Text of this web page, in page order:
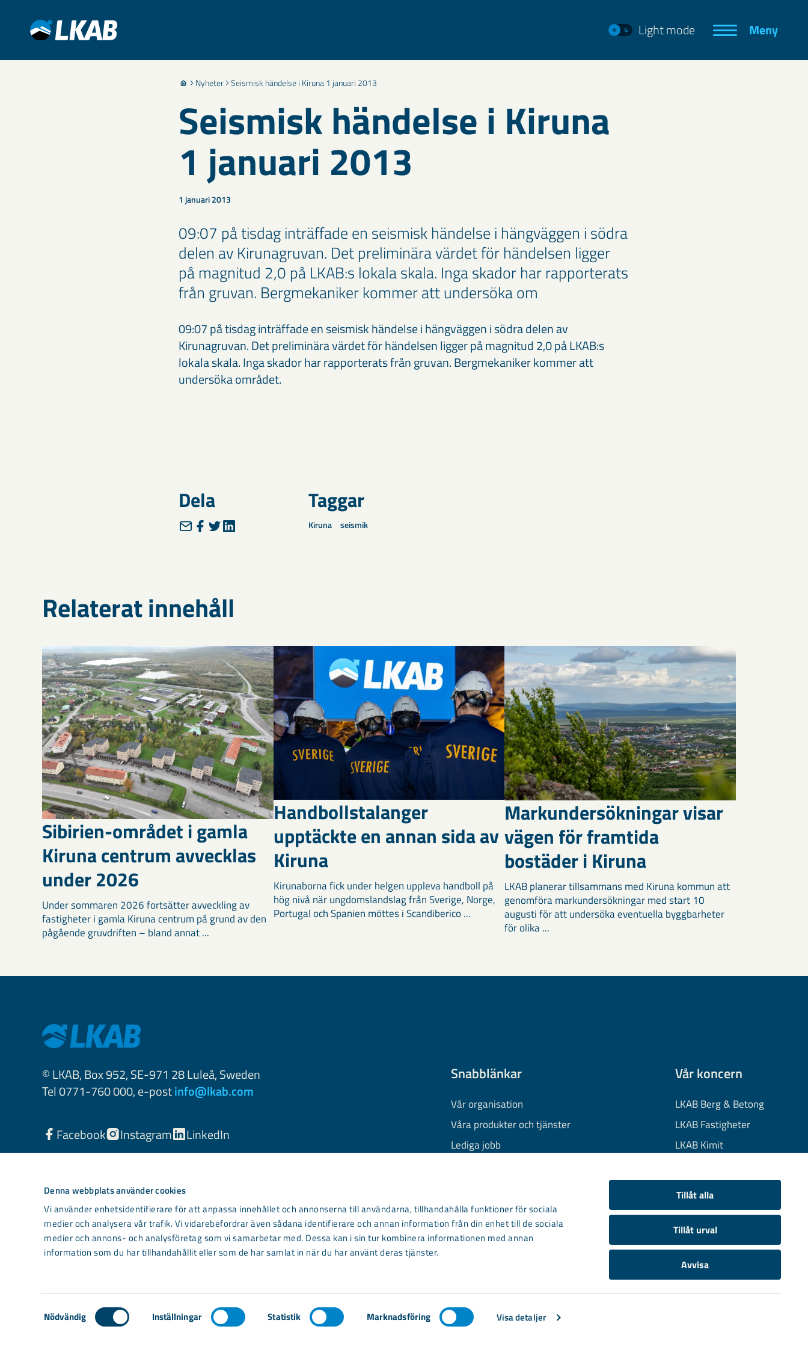
Denna webbplats använder cookies
Vi använder enhetsidentifierare för att anpassa innehållet och annonserna till användarna, tillhandahålla funktioner för sociala
medier och analysera vår trafik. Vi vidarebefordrar även sådana identifierare och annan information från din enhet till de sociala
medier och annons- och analysföretag som vi samarbetar med. Dessa kan i sin tur kombinera informationen med annan
information som du har tillhandahållit eller som de har samlat in när du har använt deras tjänster.
Samtyckesval
Nödvändig Inställningar Statistik Marknadsföring Visa detaljer
Tillåt alla
Tillåt urval
Avvisa
Light mode Meny
Nyheter Seismisk händelse i Kiruna 1 januari 2013
Seismisk händelse i Kiruna
1 januari 2013
1 januari 2013
09:07 på tisdag inträffade en seismisk händelse i hängväggen i södra
delen av Kirunagruvan. Det preliminära värdet för händelsen ligger
på magnitud 2,0 på LKAB:s lokala skala. Inga skador har rapporterats
från gruvan. Bergmekaniker kommer att undersöka om
09:07 på tisdag inträffade en seismisk händelse i hängväggen i södra delen av
Kirunagruvan. Det preliminära värdet för händelsen ligger på magnitud 2,0 på LKAB:s
lokala skala. Inga skador har rapporterats från gruvan. Bergmekaniker kommer att
undersöka området.
Dela Taggar
Kiruna seismik
Relaterat innehåll
Sibirien-området i gamla
Kiruna centrum avvecklas
under 2026
Under sommaren 2026 fortsätter avveckling av
fastigheter i gamla Kiruna centrum på grund av den
pågående gruvdriften – bland annat ...
Handbollstalanger
upptäckte en annan sida av
Kiruna
Kirunaborna fick under helgen uppleva handboll på
hög nivå när ungdomslandslag från Sverige, Norge,
Portugal och Spanien möttes i Scandiberico ...
Markundersökningar visar
vägen för framtida
bostäder i Kiruna
LKAB planerar tillsammans med Kiruna kommun att
genomföra markundersökningar med start 10
augusti för att undersöka eventuella byggbarheter
för olika ...
© LKAB, Box 952, SE-971 28 Luleå, Sweden
Tel 0771-760 000, e-postinfo@lkab.com
Facebook Instagram LinkedIn
Snabblänkar
Vår organisation
Våra produkter och tjänster
Lediga jobb
Information om cookies
Kontakta oss
Vår koncern
LKAB Berg & Betong
LKAB Fastigheter
LKAB Kimit
LKAB Wassara
Samhällsutveckling
Light mode